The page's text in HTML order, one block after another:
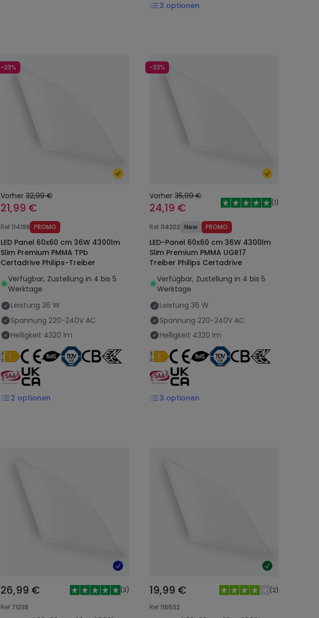
3 optionen
-33%
Vorher 32,99 €
21,99 €
Ref114198 PROMO
LED Panel 60x60 cm 36W 4300lm
Slim Premium PMMA TPb
Certadrive Philips-Treiber
Verfügbar, Zustellung in 4 bis 5
Werktage
Leistung 36 W
Spannung 220-240V AC
Helligkeit 4320 lm
2 optionen
-33%
Vorher 35,99 €
24,19 € (1)
Ref114202 New PROMO
LED-Panel 60x60 cm 36W 4300lm
Slim Premium PMMA UGR17
Treiber Philips Certadrive
Verfügbar, Zustellung in 4 bis 5
Werktage
Leistung 36 W
Spannung 220-240V AC
Helligkeit 4320 lm
3 optionen
26,99 € (3)
Ref 71238
19,99 € (2)
Ref115532